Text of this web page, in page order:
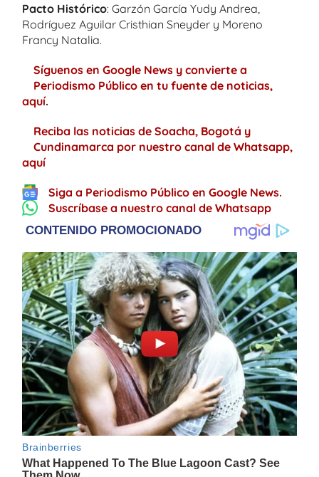
Pacto Histórico: Garzón García Yudy Andrea,
Rodríguez Aguilar Cristhian Sneyder y Moreno
Francy Natalia.
Síguenos en Google News y convierte a
Periodismo Público en tu fuente de noticias,
aquí.
Reciba las noticias de Soacha, Bogotá y
Cundinamarca por nuestro canal de Whatsapp,
aquí
Siga a Periodismo Público en Google News.
Suscríbase a nuestro canal de Whatsapp